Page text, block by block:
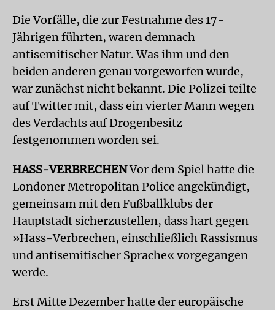
Die Vorfälle, die zur Festnahme des 17-
Jährigen führten, waren demnach
antisemitischer Natur. Was ihm und den
beiden anderen genau vorgeworfen wurde,
war zunächst nicht bekannt. Die Polizei teilte
auf Twitter mit, dass ein vierter Mann wegen
des Verdachts auf Drogenbesitz
festgenommen worden sei.
HASS-VERBRECHENVor dem Spiel hatte die
Londoner Metropolitan Police angekündigt,
gemeinsam mit den Fußballklubs der
Hauptstadt sicherzustellen, dass hart gegen
»Hass-Verbrechen, einschließlich Rassismus
und antisemitischer Sprache« vorgegangen
werde.
Erst Mitte Dezember hatte der europäische